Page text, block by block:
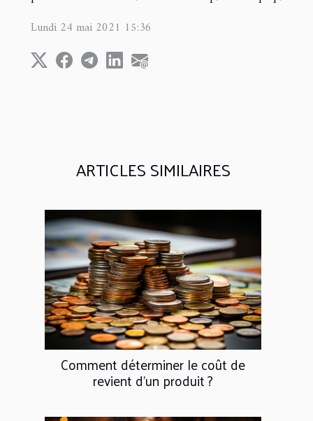
ARTICLES SIMILAIRES
Comment déterminer le coût de
revient d’un produit ?
Lundi 24 mai 2021 15:36